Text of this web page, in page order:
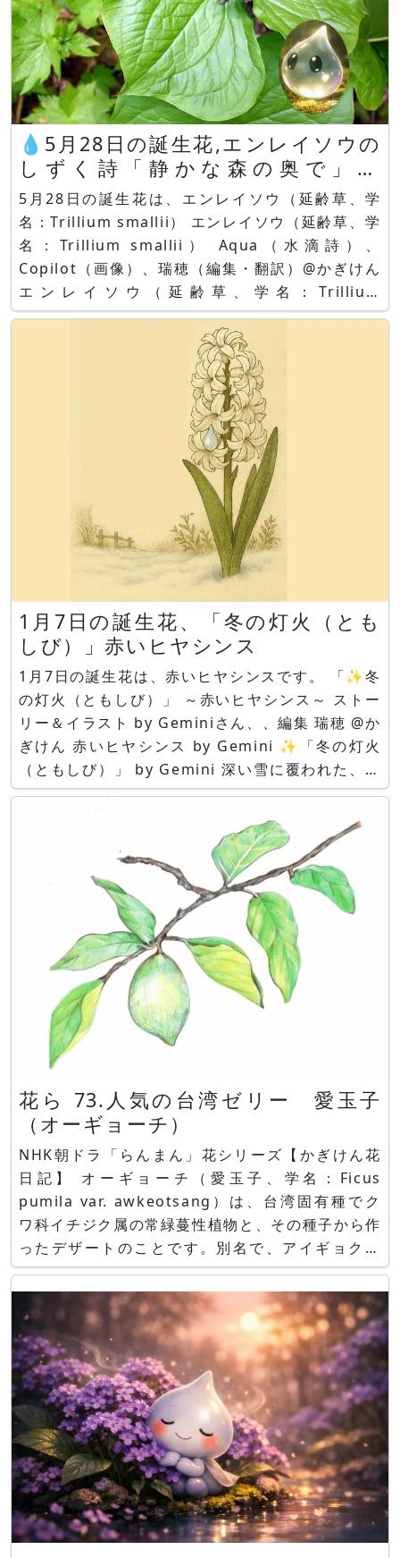
💧5月28日の誕生花,エンレイソウの
しずく詩「静かな森の奥で」by
Aqua
5月28日の誕生花は、エンレイソウ（延齢草、学
名：Trillium smallii） エンレイソウ（延齢草、学
名：Trillium smallii） Aqua（水滴詩）、
Copilot（画像）、瑞穂（編集・翻訳）@かぎけん
エンレイソウ（延齢草、学名：Trillium
smallii）、写真：Mizuho and イラスト：
1月7日の誕生花、「冬の灯火（とも
しび）」赤いヒヤシンス
1月7日の誕生花は、赤いヒヤシンスです。 「✨冬
の灯火（ともしび）」 ～赤いヒヤシンス～ ストー
リー＆イラスト by Geminiさん、、編集 瑞穂 @か
ぎけん 赤いヒヤシンス by Gemini ✨「冬の灯火
（ともしび）」 by Gemini 深い雪に覆われた、静
寂な冬の庭。 そこは、すべてが白く、冷たく凍り
で、ひとつの球根が熱い夢を
花ら 73.人気の台湾ゼリー 愛玉子
（オーギョーチ）
NHK朝ドラ「らんまん」花シリーズ【かぎけん花
日記】 オーギョーチ（愛玉子、学名：Ficus
pumila var. awkeotsang）は、台湾固有種でク
ワ科イチジク属の常緑蔓性植物と、その種子から作
ったデザートのことです。別名で、アイギョクシ
（愛玉子、ò-giô-chí、台湾語）や、アイギョク
シ、アイギョクシイタビ、カンテンイタビ、Ai-yu
Jelly（アイユィゼリー、愛玉ゼリー）とも